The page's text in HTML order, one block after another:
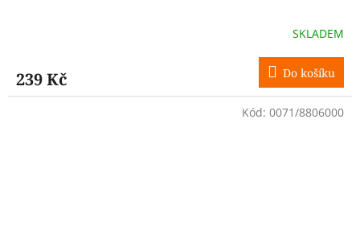
SKLADEM
239 Kč Do košíku
Kód: 0071/8806000